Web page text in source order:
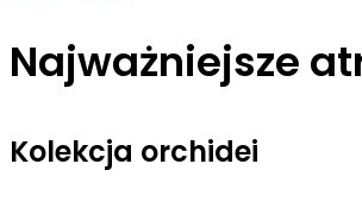
Najważniejsze
Kolekcja orchidei